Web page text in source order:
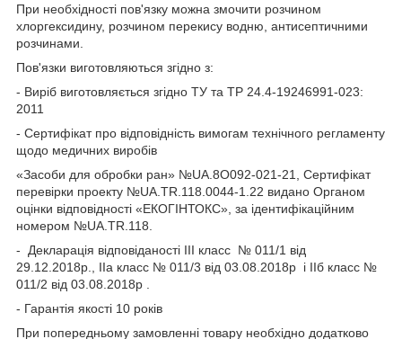
При необхідності пов'язку можна змочити розчином
хлоргексидину, розчином перекису водню, антисептичними
розчинами.
Пов'язки виготовляються згідно з:
- Виріб виготовляється згідно ТУ та ТР 24.4-19246991-023:
2011
- Сертифікат про відповідність вимогам технічного регламенту
щодо медичних виробів
«Засоби для обробки ран» №UA.8O092-021-21, Сертифікат
перевірки проекту №UA.TR.118.0044-1.22 видано Органом
оцінки відповідності «ЕКОГІНТОКС», за ідентифікаційним
номером №UA.TR.118.
- Декларація відповіданості ІІІ класс № 011/1 від
29.12.2018р., ІІа класс № 011/3 від 03.08.2018р і ІІб класс №
011/2 від 03.08.2018р .
- Гарантія якості 10 років
При попередньому замовленні товару необхідно додатково